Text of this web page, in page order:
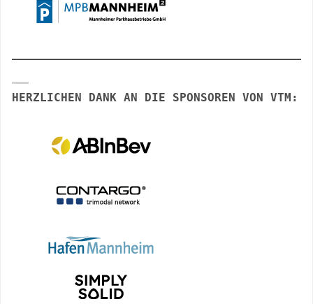
HERZLICHEN DANK AN DIE SPONSOREN VON VTM: